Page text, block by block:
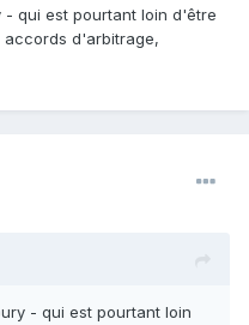
qui est pourtant loin d'être
d'arbitrage,
- qui est pourtant loin